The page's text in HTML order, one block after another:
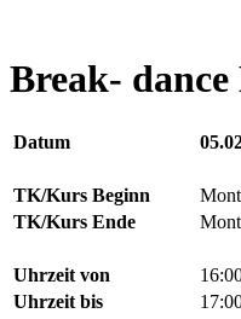
Break-
Datum
TK/Kurs Beginn
TK/Kurs Ende
Uhrzeit von
Uhrzeit bis